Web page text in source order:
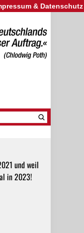
und weil
in 2023!
& Datenschutz